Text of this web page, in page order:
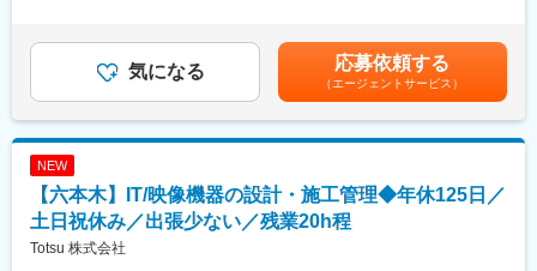
(男性3名)、60代(男性2名)の計7名が電気設備の施工管理職として
活躍をしています。
三菱電機の秋田県総代理店として、三菱電機製品の卸業務を行い
サ・サーボといったファクトリーオートメーション装置など、多
様化するニースに対応しています。販売をするだけではなく、販
売後の保守までをうちの社内でワンストップ体制で行っていま
施工体制を構築する“司令塔”の役割です。
これまでの経験や知識を活かし、無理のない働き方で長期的にご
活躍いただけます。
・施工品質のチェック、改善提案
・協力施工店との関係構築、体制整備
・社内システム・アプリを活用した連携業務
・社内関係部署との調整 など
す■昇給：年1回■賞与：年2回■モデル年収：456万円／30代(3年
目)・全国転勤有543万円／40代前半・入社10年・全国転勤有・役
職あり賃金はあくまでも目安の金額であり、選考を通じて上下す
る可能性があります。月給(月額)は固定手当を含めた表記です。
気になる 応募依頼する
（エージェントサービス）
NEW
【六本木】IT/映像機器の設計・施工管理◆年休125日／
土日祝休み／出張少ない／残業20h程
Totsu 株式会社